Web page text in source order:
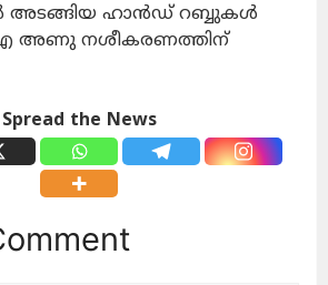
ഹാന്‍ഡ് റബ്ബുകള്‍
എ അണു നശീകരണത്തിന്
Spread the News